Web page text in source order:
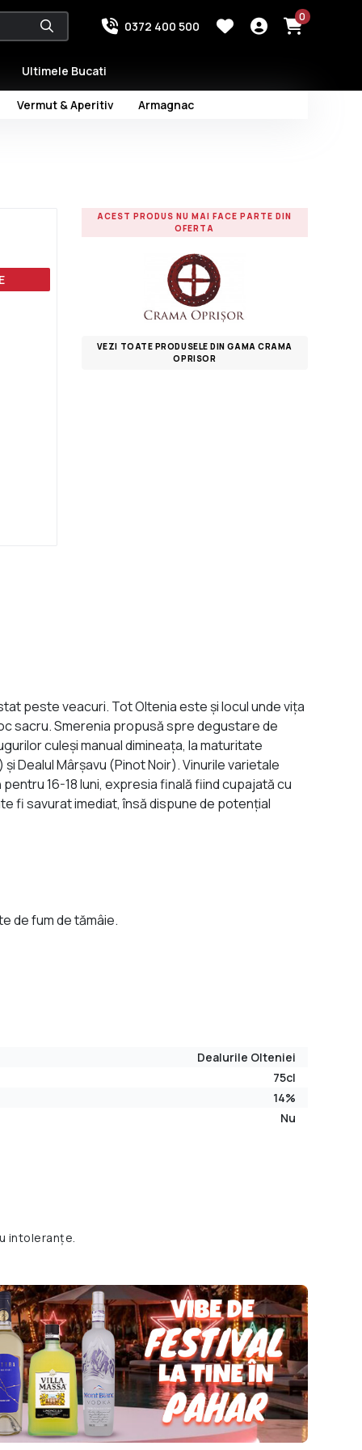
0372 400 500
0
Vermut & Aperitiv Armagnac
Ultimele Bucati
ACEST PRODUS NU MAI FACE PARTE DIN
OFERTA
VEZI TOATE PRODUSELE DIN GAMA CRAMA
OPRISOR
peste veacuri. Tot Oltenia este şi locul unde viţa
sacru. Smerenia propusă spre degustare de
culeşi manual dimineaţa, la maturitate
Dealul Mârşavu (Pinot Noir). Vinurile varietale
16-18 luni, expresia finală fiind cupajată cu
fi savurat imediat, însă dispune de potenţial
de fum de tămâie.
Dealurile Olteniei
75cl
14%
Nu
intoleranțe.